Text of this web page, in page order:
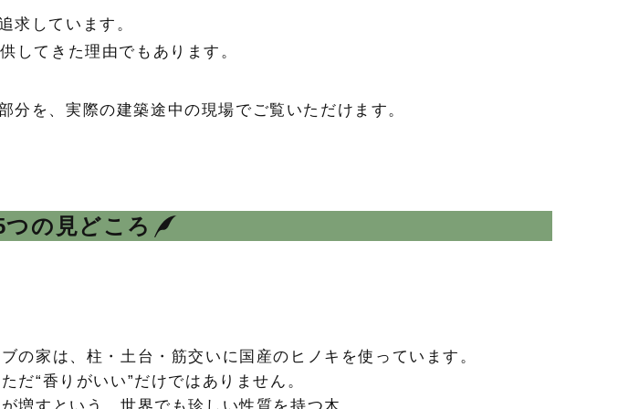
求しています。
してきた理由でもあります。
を、実際の建築途中の現場でご覧いただけます。
の見どころ
の家は、柱・土台・筋交いに国産のヒノキを使っています。
だ“香りがいい”だけではありません。
増すという、世界でも珍しい性質を持つ木。